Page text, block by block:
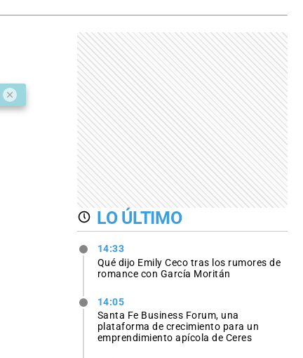
LO ÚLTIMO
14:33
Qué dijo Emily Ceco tras los rumores de
romance con García Moritán
14:05
Santa Fe Business Forum, una
plataforma de crecimiento para un
emprendimiento apícola de Ceres